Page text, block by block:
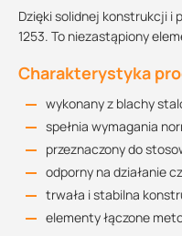
Dzięki solidnej konstrukcji i
1253. To niezastąpiony
Charakterystyka
wykonany z blachy
spełnia wymagania
przeznaczony do
odporny na działanie
trwała i stabilna
elementy łączone
estetyczny element
element przejściowy
kupując ten produkt
Sprzedajemy na:
sztuki
tak
Kolor:
RAL 7011 (ciemny
szary)
Dostępne średnice
Średnica wlotu
Średnica